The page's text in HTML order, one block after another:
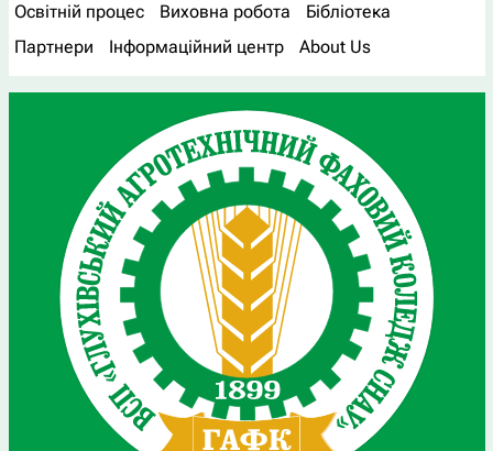
Освітній процес
Виховна робота
Бібліотека
Партнери
Інформаційний центр About Us